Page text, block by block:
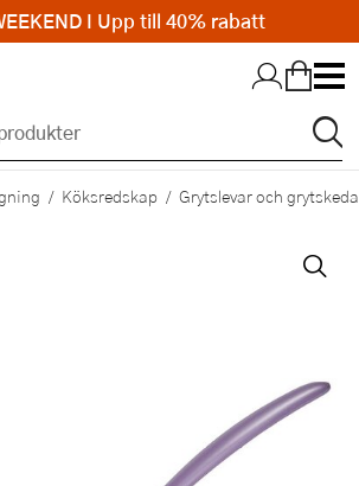
Köksredskap Grytslevar och
I Upp till 40% rabatt